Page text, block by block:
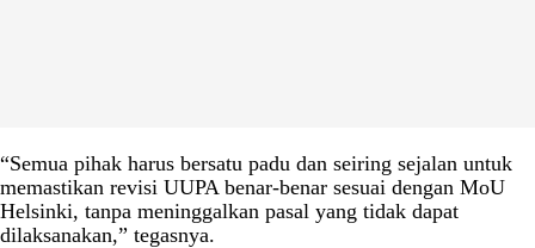
“Semua pihak harus bersatu padu dan seiring sejalan untuk
memastikan revisi UUPA benar-benar sesuai dengan MoU
Helsinki, tanpa meninggalkan pasal yang tidak dapat
dilaksanakan,” tegasnya.